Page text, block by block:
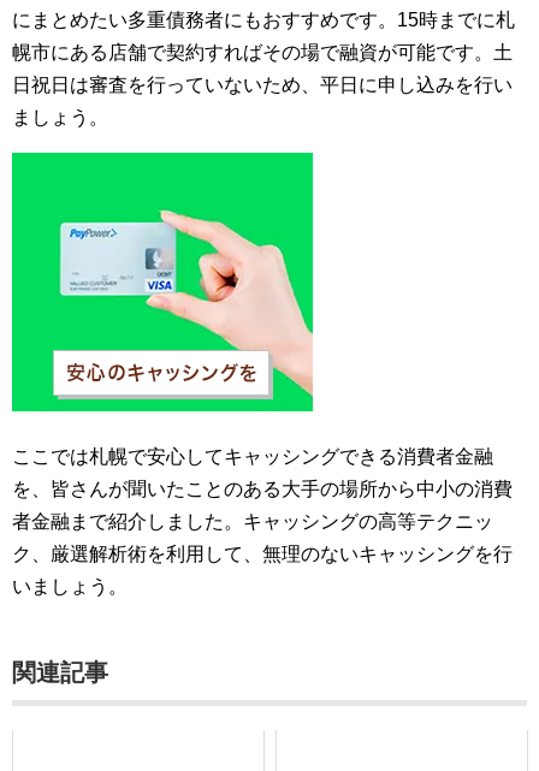
にまとめたい多重債務者にもおすすめです。15時までに札
幌市にある店舗で契約すればその場で融資が可能です。土
日祝日は審査を行っていないため、平日に申し込みを行い
ましょう。
ここでは札幌で安心してキャッシングできる消費者金融
を、皆さんが聞いたことのある大手の場所から中小の消費
者金融まで紹介しました。キャッシングの高等テクニッ
ク、厳選解析術を利用して、無理のないキャッシングを行
いましょう。
関連記事